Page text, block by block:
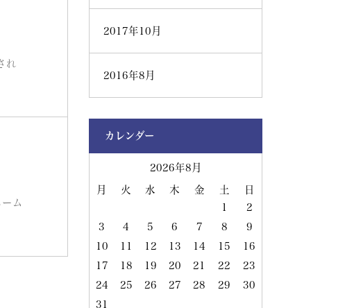
れ
ム
2017年10月
2016年8月
カレンダー
2026年8月
月 火 水 木 金 土 日
1
2
3
4 5 6 7 8
9
10
11 12 13 14 15
16
17
18 19 20 21 22
23
24
25 26 27 28 29
30
31